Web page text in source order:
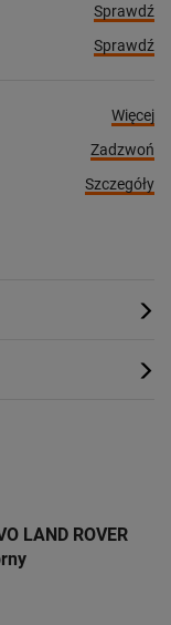
Sprawdź
Sprawdź
Więcej
Zadzwoń
Szczegóły
LAND ROVER